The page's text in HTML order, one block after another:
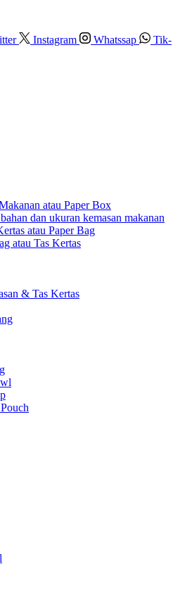
Instagram Whatssap
Tik-
atau Paper Box
dan ukuran kemasan makanan
atau Paper Bag
atau Tas Kertas
& Tas Kertas